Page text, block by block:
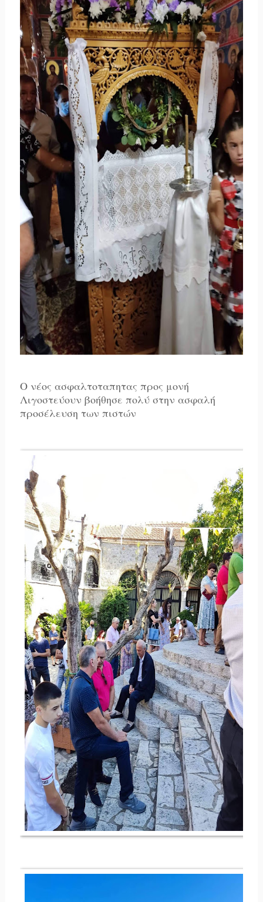
Ο νέος ασφαλτοταπητας προς μονή
Λιγοστεύουν βοήθησε πολύ στην ασφαλή
προσέλευση των πιστών